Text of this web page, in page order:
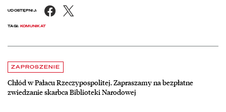
UDOSTĘPNIJ: Facebook
TAGI: KOMUNIKAT
Aktualności
ZAPROSZENIE
Chłód w Pałacu Rzeczypospolitej. Zapraszamy na bezpłatne
zwiedzanie skarbca Biblioteki Narodowej
czytaj więcej o Chłód w Pałacu Rzeczypospolitej. Zapraszamy na